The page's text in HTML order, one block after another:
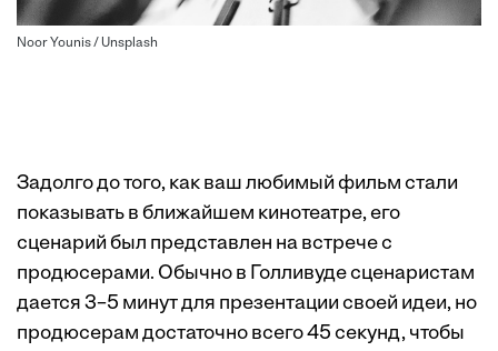
Noor Younis / Unsplash
Задолго до того, как ваш любимый фильм стали
показывать в ближайшем кинотеатре, его
сценарий был представлен на встрече с
продюсерами. Обычно в Голливуде сценаристам
дается 3–5 минут для презентации своей идеи, но
продюсерам достаточно всего 45 секунд, чтобы